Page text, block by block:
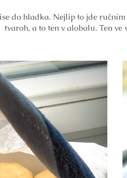
do hladka. Nejlíp to jde
tvaroh, a to ten v alobalu. Ten ve